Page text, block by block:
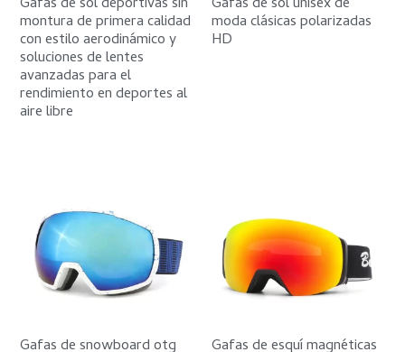
montura de primera calidad
con estilo aerodinámico y
soluciones de lentes
avanzadas para el
rendimiento en deportes al
aire libre
moda clásicas polarizadas
HD
Gafas de snowboard otg Gafas de esquí magnéticas